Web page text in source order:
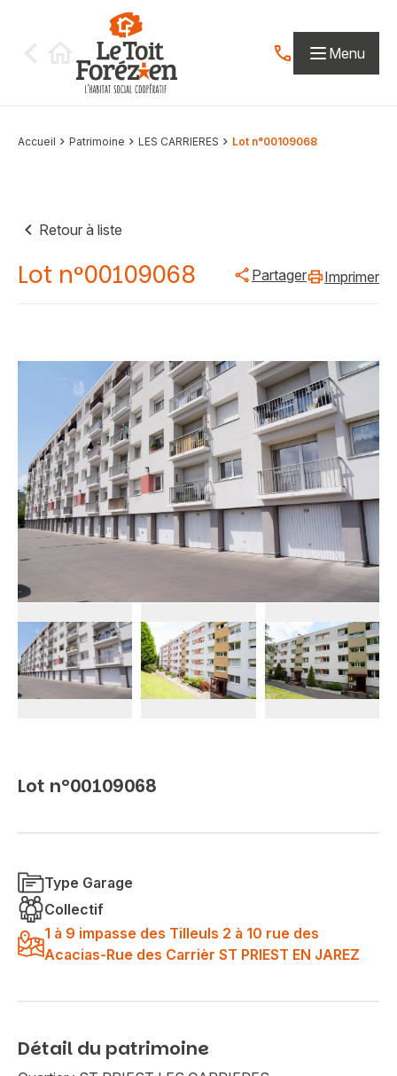
Contactez-nous
Menu
Accueil Patrimoine LES CARRIERES Lot n°00109068
Retour à liste
Lot n°00109068 Partager Imprimer
Lot n°00109068
Type Garage
Collectif
1 à 9 impasse des Tilleuls 2 à 10 rue des
Acacias-Rue des Carrièr ST PRIEST EN JAREZ
Détail du patrimoine